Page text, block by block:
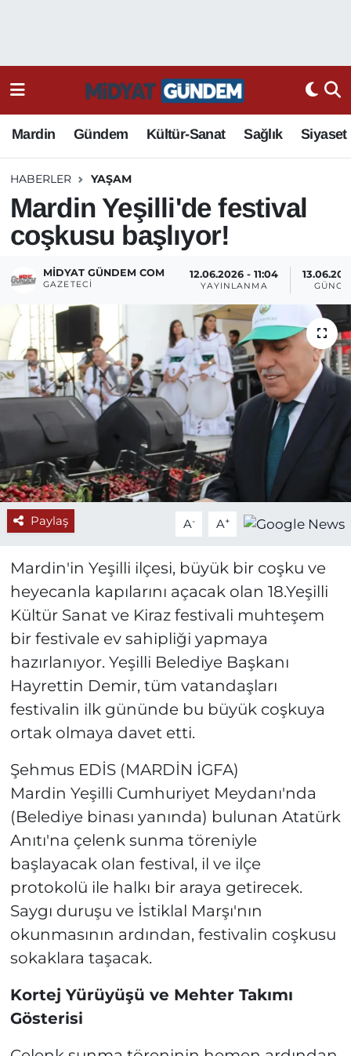
Mardin Gündem Kültür-Sanat Sağlık Siyaset
HABERLER YAŞAM
Mardin Yeşilli'de festival
coşkusu başlıyor!
MIDYAT GÜNDEM COM
GAZETECI
12.06.2026 - 11:04
YAYINLANMA
Paylaş A- A+
Mardin'in Yeşilli ilçesi, büyük bir coşku ve
heyecanla kapılarını açacak olan 18.Yeşilli
Kültür Sanat ve Kiraz festivali muhteşem
bir festivale ev sahipliği yapmaya
hazırlanıyor. Yeşilli Belediye Başkanı
Hayrettin Demir, tüm vatandaşları
festivalin ilk gününde bu büyük coşkuya
ortak olmaya davet etti.
Şehmus EDİS (MARDİN İGFA)
Mardin Yeşilli Cumhuriyet Meydanı'nda
(Belediye binası yanında) bulunan Atatürk
Anıtı'na çelenk sunma töreniyle
başlayacak olan festival, il ve ilçe
protokolü ile halkı bir araya getirecek.
Saygı duruşu ve İstiklal Marşı'nın
okunmasının ardından, festivalin coşkusu
sokaklara taşacak.
Kortej Yürüyüşü ve Mehter Takımı
Gösterisi